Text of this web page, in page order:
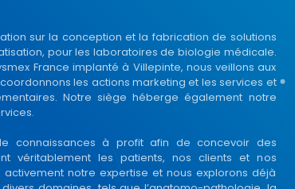
sur la conception et la fabrication de solutions
pour les laboratoires de biologie médicale.
France implanté à Villepinte, nous veillons aux
les actions marketing et les services et
Notre siège héberge également notre
connaissances à profit afin de concevoir des
véritablement les patients, nos clients et nos
notre expertise et nous explorons déjà